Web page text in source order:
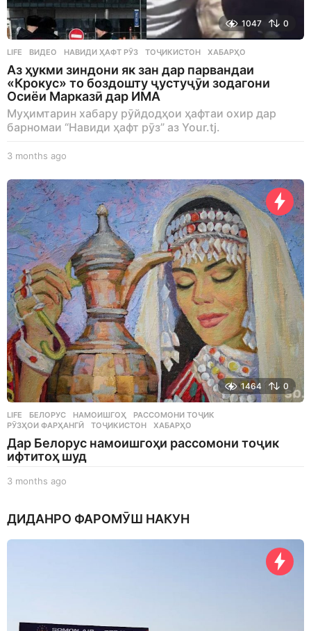
1047 0
LIFE ВИДЕО ,НАВИДИ ҲАФТ РӮЗ ,ТОҶИКИСТОН ,ХАБАРҲО
Аз ҳукми зиндони як зан дар парвандаи
«Крокус» то боздошту ҷустуҷӯи зодагони
Осиёи Марказӣ дар ИМА
Муҳимтарин хабару рӯйдодҳои ҳафтаи охир дар
барномаи “Навиди ҳафт рӯз” аз Your.tj.
3 months ago
o
n
t
h
s
a
g
o
1464 0
LIFE БЕЛОРУС ,НАМОИШГОҲ ,РАССОМОНИ ТОҶИК
РӮЗҲОИ ФАРҲАНГӢ
,ТОҶИКИСТОН ,ХАБАРҲО
Дар Белорус намоишгоҳи рассомони тоҷик
ифтитоҳ шуд
3 months ago
n
ДИДАНРО ФАРОМӮШ НАКУН